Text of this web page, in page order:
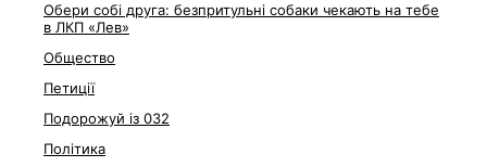
Обери собі друга: безпритульні собаки чекають на тебе
в ЛКП «Лев»
Общество
Петиції
Подорожуй із 032
Політика